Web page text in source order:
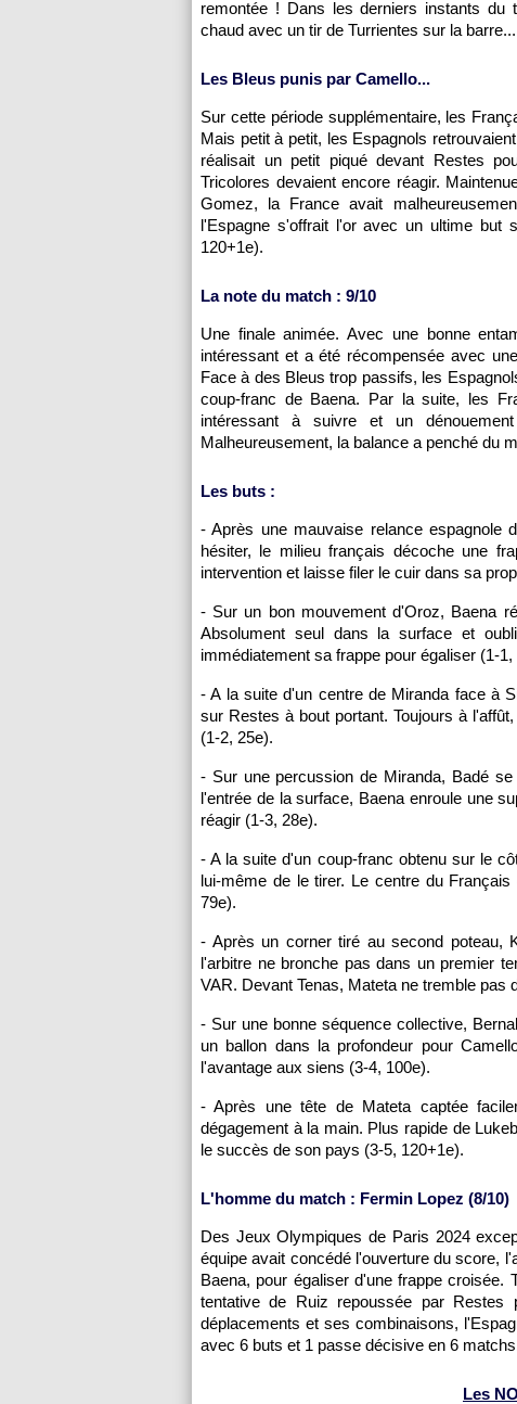
remontée ! Dans les derniers instants du
chaud avec un tir de Turrientes sur la barre...
Les Bleus punis par Camello...
Sur cette période supplémentaire, les
Mais petit à petit, les Espagnols
réalisait un petit piqué devant Restes
Tricolores devaient encore réagir.
Gomez, la France avait
l'Espagne s'offrait l'or avec un ultime but
120+1e).
La note du match : 9/10
Une finale animée. Avec une bonne
intéressant et a été récompensée avec
Face à des Bleus trop passifs, les
coup-franc de Baena. Par la suite, les
intéressant à suivre et un
Malheureusement, la balance a penché du
Les buts :
- Après une mauvaise relance espagnole
hésiter, le milieu français décoche une
intervention et laisse filer le cuir dans sa
- Sur un bon mouvement d'Oroz, Baena
Absolument seul dans la surface et
immédiatement sa frappe pour égaliser (1-1,
- A la suite d'un centre de Miranda face à
sur Restes à bout portant. Toujours à
(1-2, 25e).
- Sur une percussion de Miranda, Badé
l'entrée de la surface, Baena enroule une
réagir (1-3, 28e).
- A la suite d'un coup-franc obtenu sur le
lui-même de le tirer. Le centre du
79e).
- Après un corner tiré au second poteau,
l'arbitre ne bronche pas dans un premier
VAR. Devant Tenas, Mateta ne tremble pas
- Sur une bonne séquence collective,
un ballon dans la profondeur pour
l'avantage aux siens (3-4, 100e).
- Après une tête de Mateta captée
dégagement à la main. Plus rapide de
le succès de son pays (3-5, 120+1e).
L'homme du match : Fermin Lopez (8/10)
Des Jeux Olympiques de Paris 2024
équipe avait concédé l'ouverture du score,
Baena, pour égaliser d'une frappe croisée.
tentative de Ruiz repoussée par
déplacements et ses combinaisons,
avec 6 buts et 1 passe décisive en 6
Les